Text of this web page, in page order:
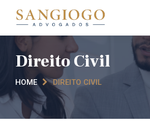
Direito Civil
HOME DIREITO CIVIL